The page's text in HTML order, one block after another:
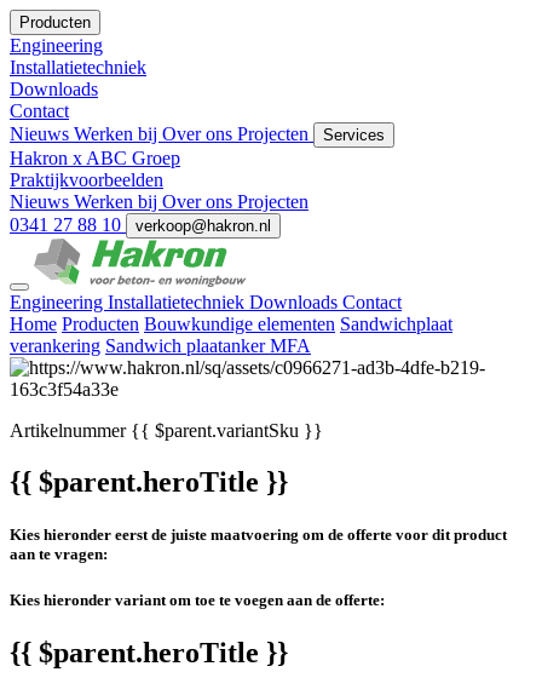
Producten
Engineering
Installatietechniek
Downloads
Contact
Nieuws Werken bij Over ons Projecten Services
Hakron x ABC Groep
Praktijkvoorbeelden
Nieuws Werken bij Over ons Projecten
0341 27 88 10
verkoop@hakron.nl
Engineering Installatietechniek Downloads Contact
Home Producten Bouwkundige elementen Sandwichplaat
verankering Sandwich plaatanker MFA
Artikelnummer{{ $parent.variantSku }}
{{ $parent.heroTitle }}
Kies hieronder eerst de juiste maatvoering om de offerte voor dit product
aan te vragen:
Kies hieronder variant om toe te voegen aan de offerte:
{{ $parent.heroTitle }}